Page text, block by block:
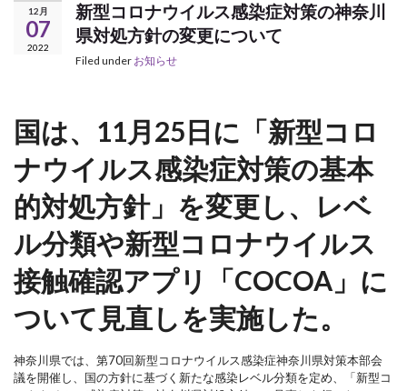
12月
07
2022
新型コロナウイルス感染症対策の神奈川
県対処方針の変更について
Filed under お知らせ
国は、11月25日に「新型コロ
ナウイルス感染症対策の基本
的対処方針」を変更し、レベ
ル分類や新型コロナウイルス
接触確認アプリ「COCOA」に
ついて見直しを実施した。
神奈川県では、第70回新型コロナウイルス感染症神奈川県対策本部会
議を開催し、国の方針に基づく新たな感染レベル分類を定め、「新型コ